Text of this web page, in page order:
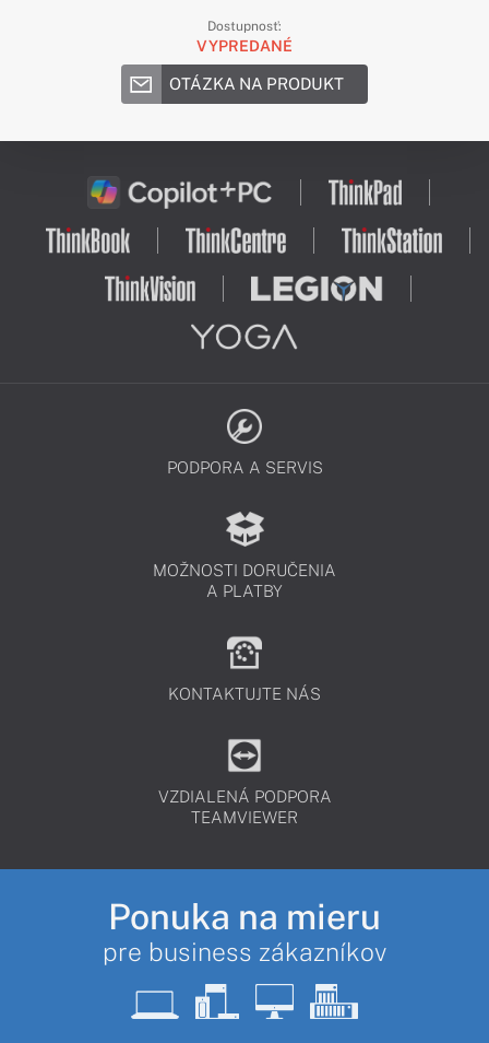
Dostupnosť:
VYPREDANÉ
OTÁZKA NA PRODUKT
PODPORA A SERVIS
MOŽNOSTI DORUČENIA
A PLATBY
KONTAKTUJTE NÁS
VZDIALENÁ PODPORA
TEAMVIEWER
Ponuka na mieru
pre business zákazníkov